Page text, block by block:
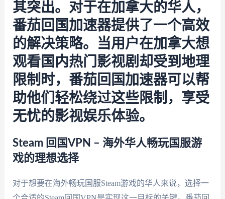
其突出。对于在加拿大的华人，
番茄回国加速器提供了一个高效
的解决策略。当用户在加拿大想
观看国内热门影视剧却受到地理
限制时，番茄回国加速器可以帮
助他们轻松绕过这些限制，享受
无忧的影视娱乐体验。
Steam 回国VPN – 海外华人畅玩国服游
戏的理想选择
对于想要在海外畅玩国服Steam游戏的华人来说，选择一